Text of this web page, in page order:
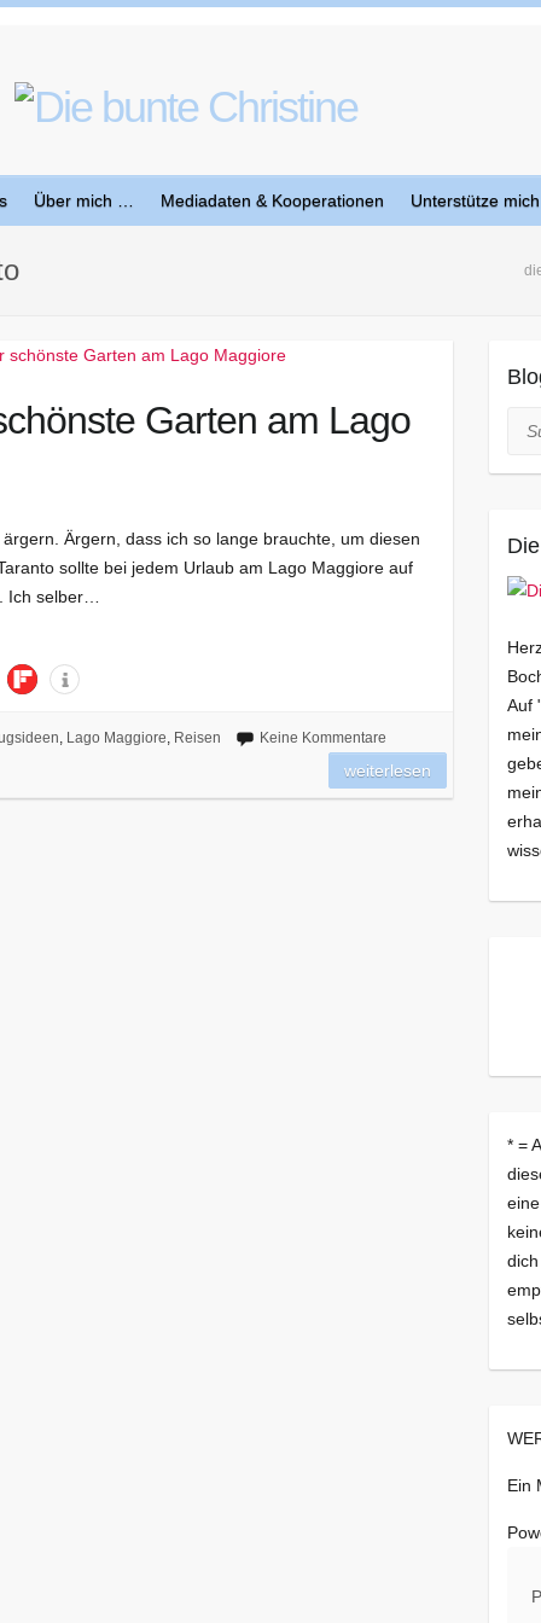
Über mich … Mediadaten & Kooperationen Unterstütze mich
Garten am Lago
Ärgern, dass ich so lange brauchte, um diesen
sollte bei jedem Urlaub am Lago Maggiore auf
Ich selber…
, Lago Maggiore, Reisen Keine Kommentare
weiterlesen
Auf
* =
Ein